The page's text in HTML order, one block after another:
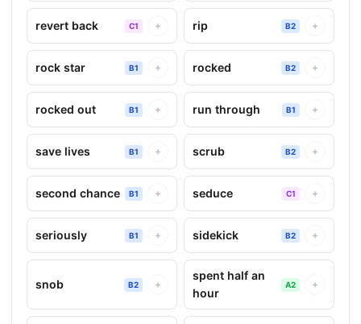
revert back C1 + rip B2 +
rock star B1 + rocked B2 +
rocked out B1 + run through B1 +
save lives B1 + scrub B2 +
second chance B1 + seduce C1 +
seriously B1 + sidekick B2 +
snob B2 +
spent half an
hour
A2 +